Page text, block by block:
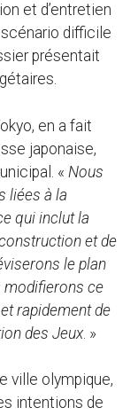
et d’entretien
difficile
présentait
en a fait
japonaise,
« Nous
liées à la
qui inclut la
et de
le plan
modifierons ce
rapidement de
des Jeux. »
ville olympique,
intentions de